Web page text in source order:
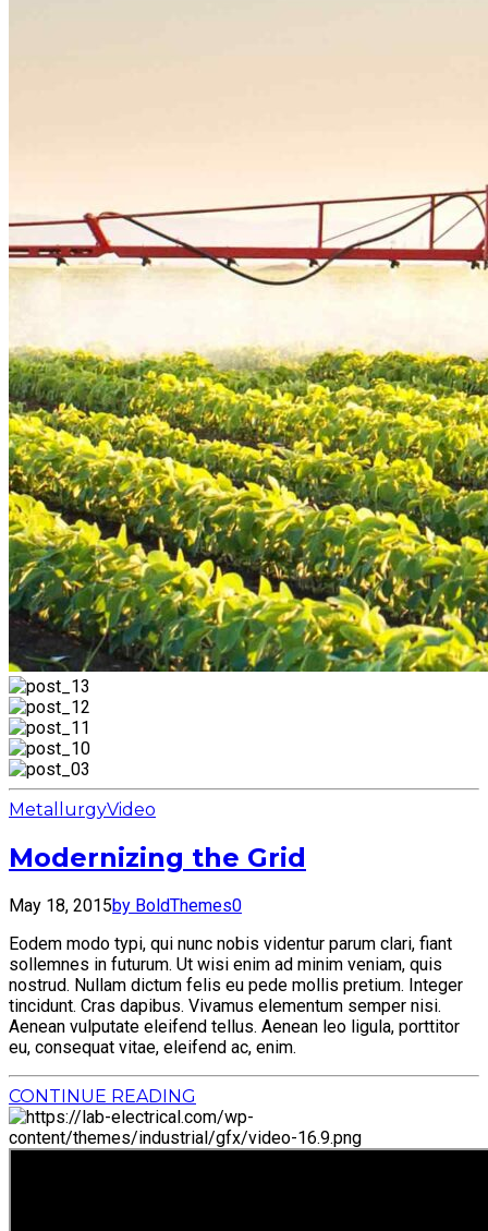
MetallurgyVideo
Modernizing the Grid
May 18, 2015by BoldThemes0
Eodem modo typi, qui nunc nobis videntur parum clari, fiant
sollemnes in futurum. Ut wisi enim ad minim veniam, quis
nostrud. Nullam dictum felis eu pede mollis pretium. Integer
tincidunt. Cras dapibus. Vivamus elementum semper nisi.
Aenean vulputate eleifend tellus. Aenean leo ligula, porttitor
eu, consequat vitae, eleifend ac, enim.
CONTINUE READING